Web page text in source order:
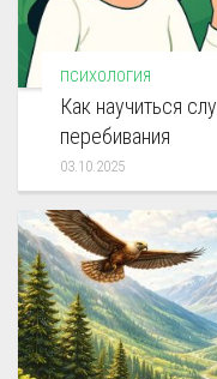
ПСИХОЛОГИЯ
Как научиться
перебивания
03.10.2025